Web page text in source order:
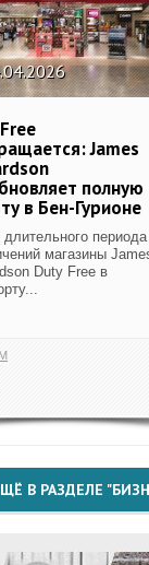
James
полную
в Бен-Гурионе
периода
магазины
Duty Free в
В РАЗДЕЛЕ